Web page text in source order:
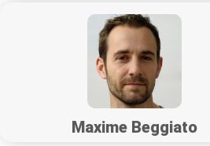
Maxime Beggiato